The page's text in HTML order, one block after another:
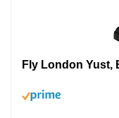
Fly London Yust,